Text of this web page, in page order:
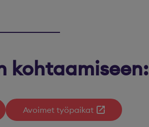
kohtaamiseen:
Avoimet työpaikat